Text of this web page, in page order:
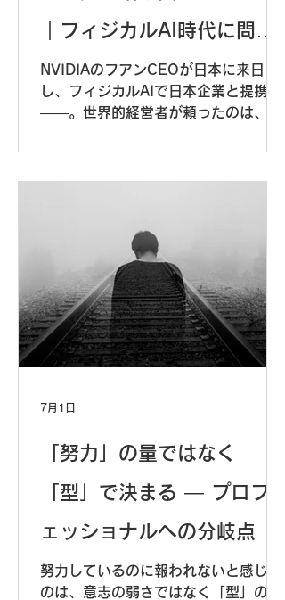
｜フィジカルAI時代に問わ
れる「決める力」
NVIDIAのフアンCEOが日本に来日
し、フィジカルAIで日本企業と提携
――。世界的経営者が頼ったのは、日
でした。足りないのは能力ではなく
「努力」の量ではなく
「型」で決まる ― プロフ
ェッショナルへの分岐点
努力しているのに報われないと感じる
のは、意志の弱さではなく「型」の問
7月1日